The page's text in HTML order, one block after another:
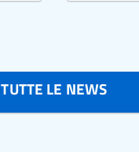
TUTTE LE NEWS